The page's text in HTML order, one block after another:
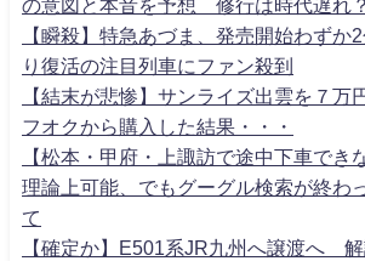
の意図と本音を予想 修行は時代遅れ？
【瞬殺】特急あづま、発売開始わずか
り復活の注目列車にファン殺到
【結末が悲惨】サンライズ出雲を７万
フオクから購入した結果・・・
【松本・甲府・上諏訪で途中下車でき
理論上可能、でもグーグル検索が終わ
て
【確定か】E501系JR九州へ譲渡へ